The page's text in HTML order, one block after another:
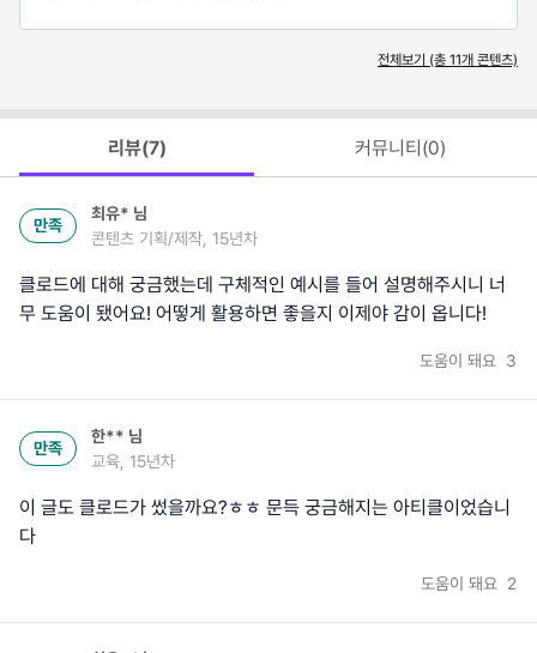
전체보기 (총 11개 콘텐츠)
리뷰(7) 커뮤니티(0)
만족
최유* 님
콘텐츠 기획/제작, 15년차
클로드에 대해 궁금했는데 구체적인 예시를 들어 설명해주시니 너
무 도움이 됐어요! 어떻게 활용하면 좋을지 이제야 감이 옵니다!
도움이 돼요 3
만족
한** 님
교육, 15년차
이 글도 클로드가 썼을까요?ㅎㅎ 문득 궁금해지는 아티클이었습니
다
도움이 돼요 2